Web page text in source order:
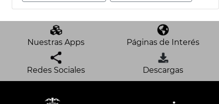
Nuestras Apps Páginas de Interés
Redes Sociales Descargas